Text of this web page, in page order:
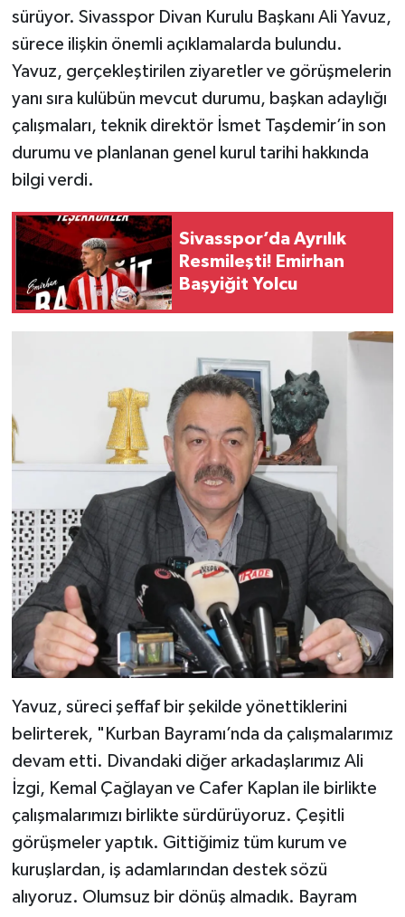
sürüyor. Sivasspor Divan Kurulu Başkanı Ali Yavuz,
sürece ilişkin önemli açıklamalarda bulundu.
Yavuz, gerçekleştirilen ziyaretler ve görüşmelerin
yanı sıra kulübün mevcut durumu, başkan adaylığı
çalışmaları, teknik direktör İsmet Taşdemir’in son
durumu ve planlanan genel kurul tarihi hakkında
bilgi verdi.
Sivasspor’da Ayrılık
Resmileşti! Emirhan
Başyiğit Yolcu
Yavuz, süreci şeffaf bir şekilde yönettiklerini
belirterek, "Kurban Bayramı’nda da çalışmalarımız
devam etti. Divandaki diğer arkadaşlarımız Ali
İzgi, Kemal Çağlayan ve Cafer Kaplan ile birlikte
çalışmalarımızı birlikte sürdürüyoruz. Çeşitli
görüşmeler yaptık. Gittiğimiz tüm kurum ve
kuruşlardan, iş adamlarından destek sözü
alıyoruz. Olumsuz bir dönüş almadık. Bayram